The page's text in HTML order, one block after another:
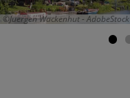
Juergen Wackenhut - AdobeStock